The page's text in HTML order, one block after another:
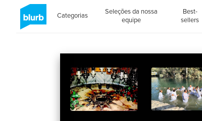
Categorias
Seleções da nossa
equipe
Best-
sellers